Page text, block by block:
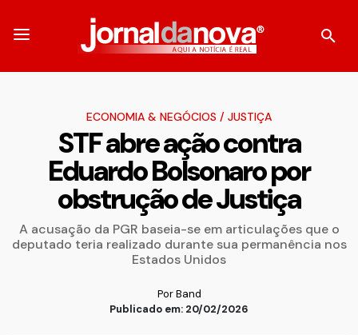
ECONOMIA & NEGÓCIOS / JUSTIÇA
STF abre ação contra
Eduardo Bolsonaro por
obstrução de Justiça
A acusação da PGR baseia-se em articulações que o
deputado teria realizado durante sua permanência nos
Estados Unidos
Por Band
Publicado em: 20/02/2026